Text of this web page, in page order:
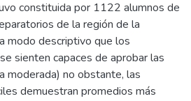
constituida por 1122 alumnos de
de la región de la
modo descriptivo que los
sienten capaces de aprobar las
moderada) no obstante, las
demuestran promedios más